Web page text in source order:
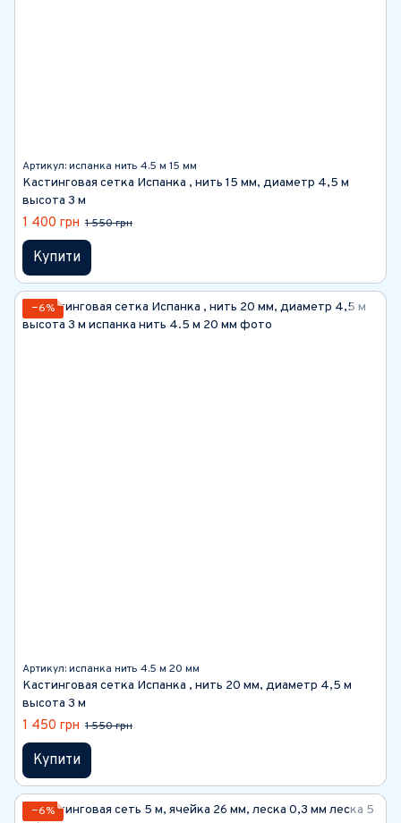
Артикул: испанка нить 4.5 м 15 мм
Кастинговая сетка Испанка , нить 15 мм, диаметр 4,5 м
высота 3 м
1 400 грн 1 550 грн
Купити
−6%
Артикул: испанка нить 4.5 м 20 мм
Кастинговая сетка Испанка , нить 20 мм, диаметр 4,5 м
высота 3 м
1 450 грн 1 550 грн
Купити
−6%